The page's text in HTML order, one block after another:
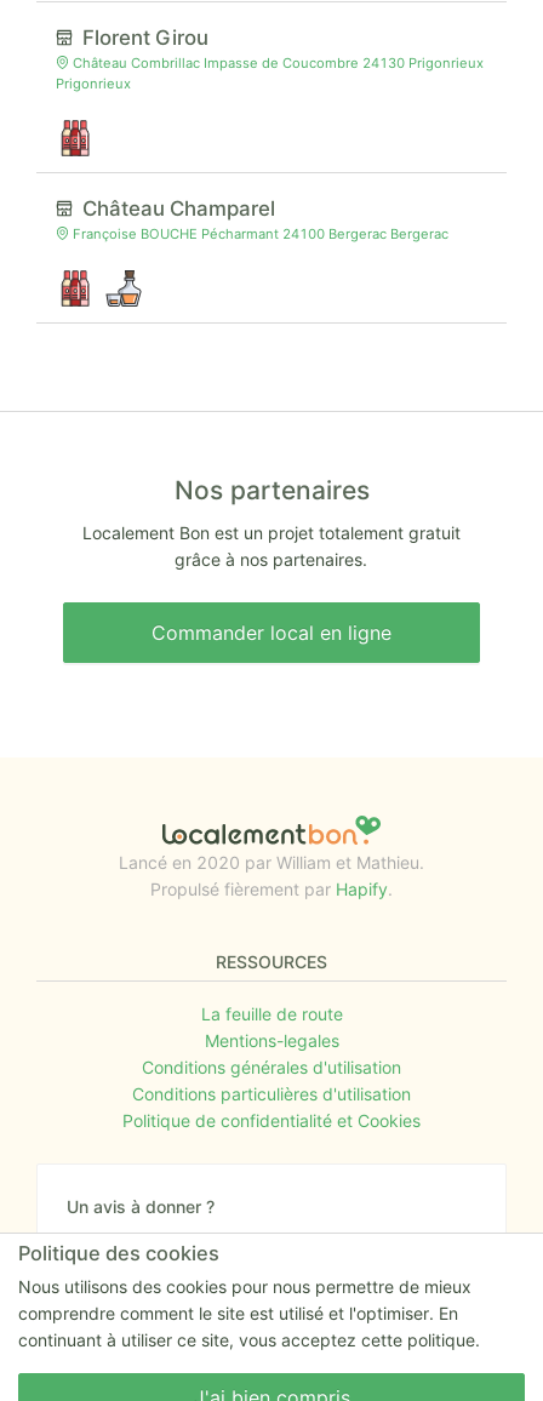
Florent Girou
Château Combrillac Impasse de Coucombre 24130 Prigonrieux
Prigonrieux
Château Champarel
Françoise BOUCHE Pécharmant 24100 Bergerac Bergerac
Nos partenaires
Localement Bon est un projet totalement gratuit
grâce à nos partenaires.
Commander local en ligne
Lancé en 2020 par William et Mathieu.
Propulsé fièrement par Hapify.
RESSOURCES
La feuille de route
Mentions-legales
Conditions générales d'utilisation
Conditions particulières d'utilisation
Politique de confidentialité et Cookies
Un avis à donner ?
Donnez nous votre avis sur le site ou proposez
nous tout simplement vos nouvelles idées.
Nous écrire
Politique des cookies
Nous utilisons des cookies pour nous permettre de mieux
comprendre comment le site est utilisé et l'optimiser. En
continuant à utiliser ce site, vous acceptez cette politique.